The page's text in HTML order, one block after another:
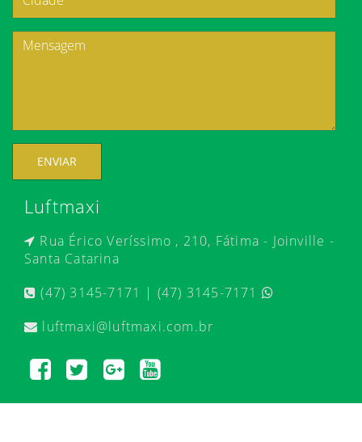
ENVIAR
Luftmaxi
Rua Érico Veríssimo , 210, Fátima - Joinville -
Santa Catarina
(47) 3145-7171 | (47) 3145-7171
luftmaxi@luftmaxi.com.br